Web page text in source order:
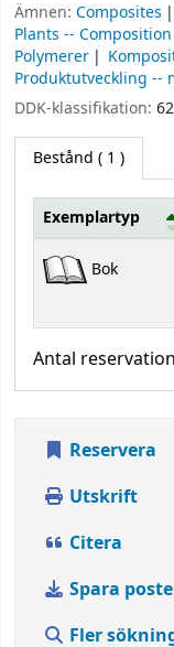
Ämnen: Composites
Plants -- Composition
Polymerer
Produktutveckling --
DDK-klassifikation:
Bestånd ( 1 )
Bestånd
Exemplartyp
Bok
Antal
Reservera
Utskrift
Citera
Spara
Fler